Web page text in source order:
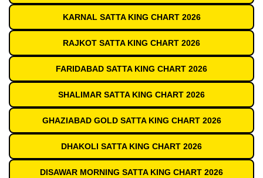
KARNAL SATTA KING CHART 2026
RAJKOT SATTA KING CHART 2026
FARIDABAD SATTA KING CHART 2026
SHALIMAR SATTA KING CHART 2026
GHAZIABAD GOLD SATTA KING CHART 2026
DHAKOLI SATTA KING CHART 2026
DISAWAR MORNING SATTA KING CHART 2026